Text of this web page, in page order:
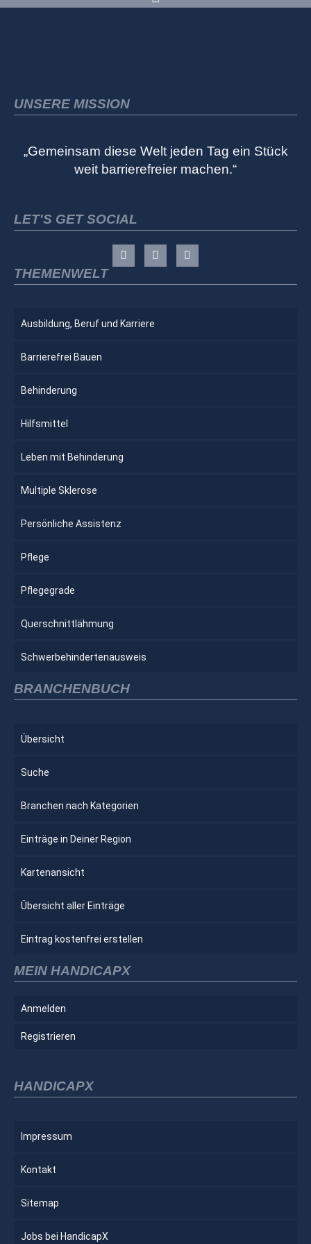
UNSERE MISSION
„Gemeinsam diese Welt jeden Tag ein Stück
weit barrierefreier machen.“
LET'S GET SOCIAL
THEMENWELT
Ausbildung, Beruf und Karriere
Barrierefrei Bauen
Behinderung
Hilfsmittel
Leben mit Behinderung
Multiple Sklerose
Persönliche Assistenz
Pflege
Pflegegrade
Querschnittlähmung
Schwerbehindertenausweis
BRANCHENBUCH
Übersicht
Suche
Branchen nach Kategorien
Einträge in Deiner Region
Kartenansicht
Übersicht aller Einträge
Eintrag kostenfrei erstellen
MEIN HANDICAPX
Anmelden
Registrieren
HANDICAPX
Impressum
Kontakt
Sitemap
Jobs bei HandicapX